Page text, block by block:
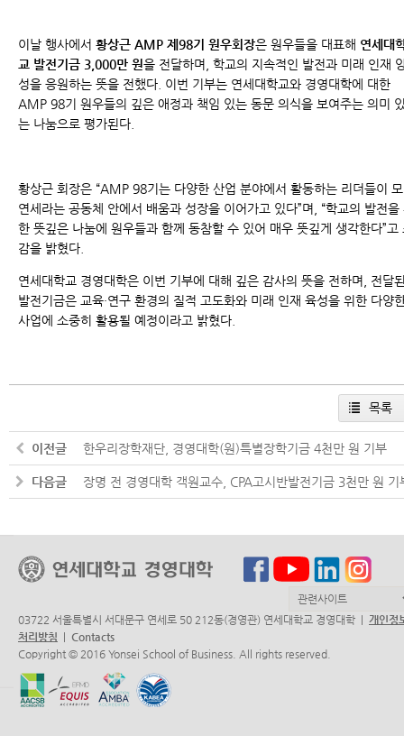
이날 행사에서 황상근 AMP 제98기 원우회장은 원우들을 대표해 연세대
교 발전기금 3,000만 원을 전달하며, 학교의 지속적인 발전과 미래 인재
성을 응원하는 뜻을 전했다. 이번 기부는 연세대학교와 경영대학에 대한
AMP 98기 원우들의 깊은 애정과 책임 있는 동문 의식을 보여주는 의미
는 나눔으로 평가된다.
황상근 회장은 “AMP 98기는 다양한 산업 분야에서 활동하는 리더들이
연세라는 공동체 안에서 배움과 성장을 이어가고 있다”며, “학교의 발전을
한 뜻깊은 나눔에 원우들과 함께 동참할 수 있어 매우 뜻깊게 생각한다”고
감을 밝혔다.
연세대학교 경영대학은 이번 기부에 대해 깊은 감사의 뜻을 전하며, 전달
발전기금은 교육·연구 환경의 질적 고도화와 미래 인재 육성을 위한 다양
사업에 소중히 활용될 예정이라고 밝혔다.
목록
이전글 한우리장학재단, 경영대학(원)특별장학기금 4천만 원 기부
다음글 장명 전 경영대학 객원교수, CPA고시반발전기금 3천만 원 기
03722 서울특별시 서대문구 연세로 50 212동(경영관) 연세대학교 경영대학 | 개인정
처리방침
Contacts
Copyright © 2016 Yonsei School of Business. All rights reserved.